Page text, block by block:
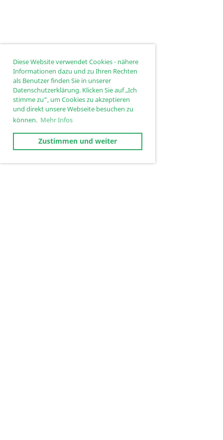
Diese Website verwendet Cookies - nähere
Informationen dazu und zu Ihren Rechten
als Benutzer finden Sie in unserer
Datenschutzerklärung. Klicken Sie auf „Ich
stimme zu“, um Cookies zu akzeptieren
und direkt unsere Webseite besuchen zu
können. Mehr Infos
Zustimmen und weiter